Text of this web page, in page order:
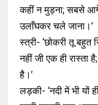
कहीं न मुड़ना; सबसे
उलाँघकर चले जाना।’
स्त्री- ‘छोकरी तू बहुत
नहीं जी एक ही रास्ता
है।’
लड़की- ‘नदी में भी यों